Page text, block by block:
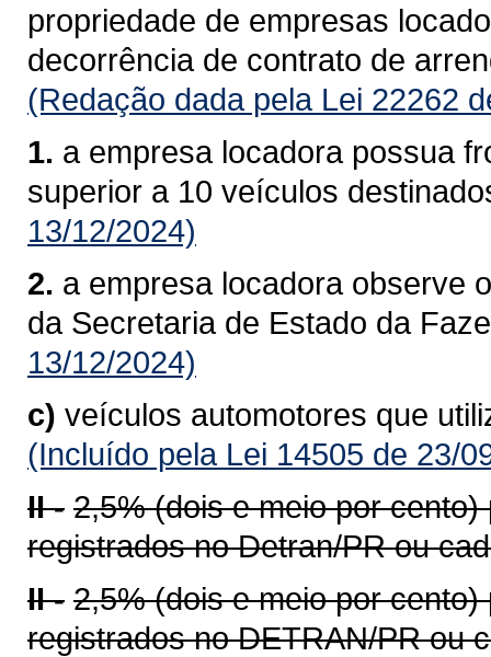
propriedade de empresas
decorrência de contrato de
(Redação dada pela Lei 22262
1. a empresa locadora possua
superior a 10 veículos
13/12/2024)
2. a empresa locadora observe
da Secretaria de Estado da
13/12/2024)
c) veículos automotores que
(Incluído pela Lei 14505 de 23/
II - 2,5% (dois e meio por
registrados no Detran/PR ou
II - 2,5% (dois e meio por
registrados no DETRAN/PR ou